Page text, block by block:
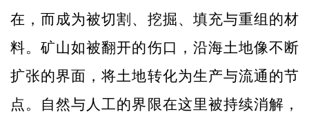
在，而成为被切割、挖掘、填充与重组的材
料。矿山如被翻开的伤口，沿海土地像不断
扩张的界面，将土地转化为生产与流通的节
点。自然与人工的界限在这里被持续消解，